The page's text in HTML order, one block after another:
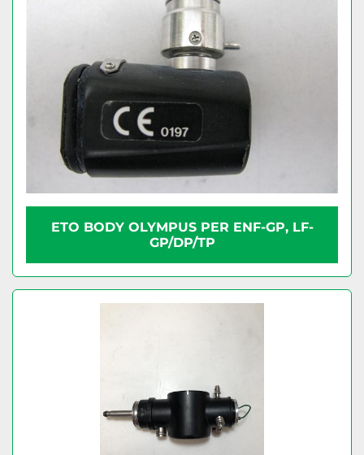
ETO BODY OLYMPUS PER ENF-GP, LF-
GP/DP/TP